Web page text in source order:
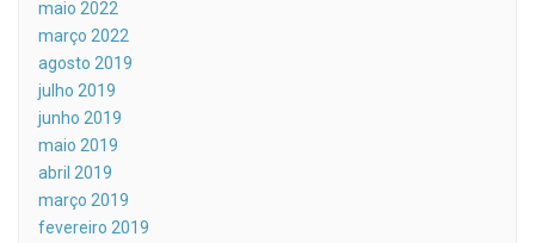
maio 2022
março 2022
agosto 2019
julho 2019
junho 2019
maio 2019
abril 2019
março 2019
fevereiro 2019